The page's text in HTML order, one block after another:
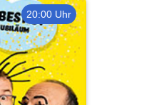
20:00 Uhr